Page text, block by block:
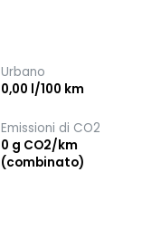
Urbano
0,00 l/100 km
Emissioni di CO2
0 g CO2/km
(combinato)